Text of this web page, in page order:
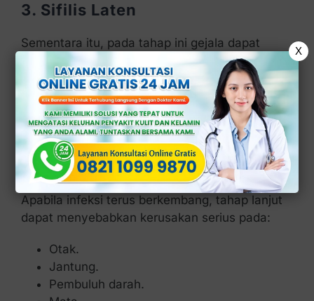
3. Sifilis Laten
Sementara itu, pada tahap ini gejala dapat
menghilang meskipun bakteri masih berada di
dalam tubuh.
Bahkan, faselatendapat berlangsung selama
bertahun-tahun tanpa tanda yang jelas.
4. Sifilis Tersier
Apabila infeksi terus berkembang, tahap lanjut
dapat menyebabkan kerusakan serius pada:
Otak.
Jantung.
Pembuluh darah.
X